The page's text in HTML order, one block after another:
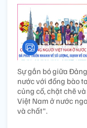
Sự gắn bó giữa
nước với đồng bào
củng cố, chặt chẽ
Việt Nam ở nước
và chất".